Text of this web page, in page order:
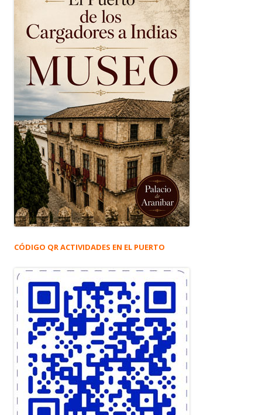
CÓDIGO QR ACTIVIDADES EN EL PUERTO